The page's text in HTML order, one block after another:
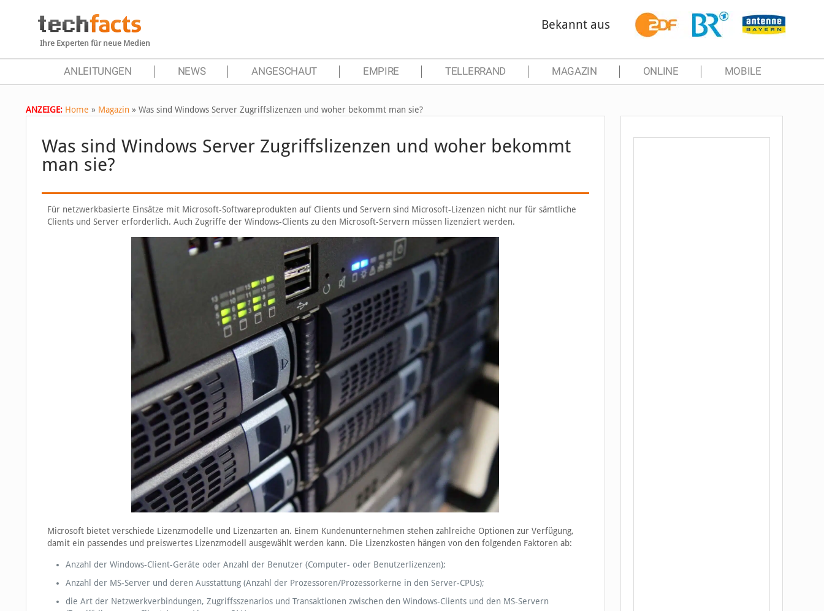
Ihre Experten für neue Medien
Bekannt aus
ANLEITUNGEN NEWS ANGESCHAUT EMPIRE TELLERRAND MAGAZIN ONLINE MOBILE
ANZEIGE: Home » Magazin » Was sind Windows Server Zugriffslizenzen und woher bekommt man sie?
Was sind Windows Server Zugriffslizenzen und woher bekommt
man sie?
Für netzwerkbasierte Einsätze mit Microsoft-Softwareprodukten auf Clients und Servern sind Microsoft-Lizenzen nicht nur für sämtliche
Clients und Server erforderlich. Auch Zugriffe der Windows-Clients zu den Microsoft-Servern müssen lizenziert werden.
Microsoft bietet verschiede Lizenzmodelle und Lizenzarten an. Einem Kundenunternehmen stehen zahlreiche Optionen zur Verfügung,
damit ein passendes und preiswertes Lizenzmodell ausgewählt werden kann. Die Lizenzkosten hängen von den folgenden Faktoren ab:
Anzahl der Windows-Client-Geräte oder Anzahl der Benutzer (Computer- oder Benutzerlizenzen);
Anzahl der MS-Server und deren Ausstattung (Anzahl der Prozessoren/Prozessorkerne in den Server-CPUs);
die Art der Netzwerkverbindungen, Zugriffsszenarios und Transaktionen zwischen den Windows-Clients und den MS-Servern